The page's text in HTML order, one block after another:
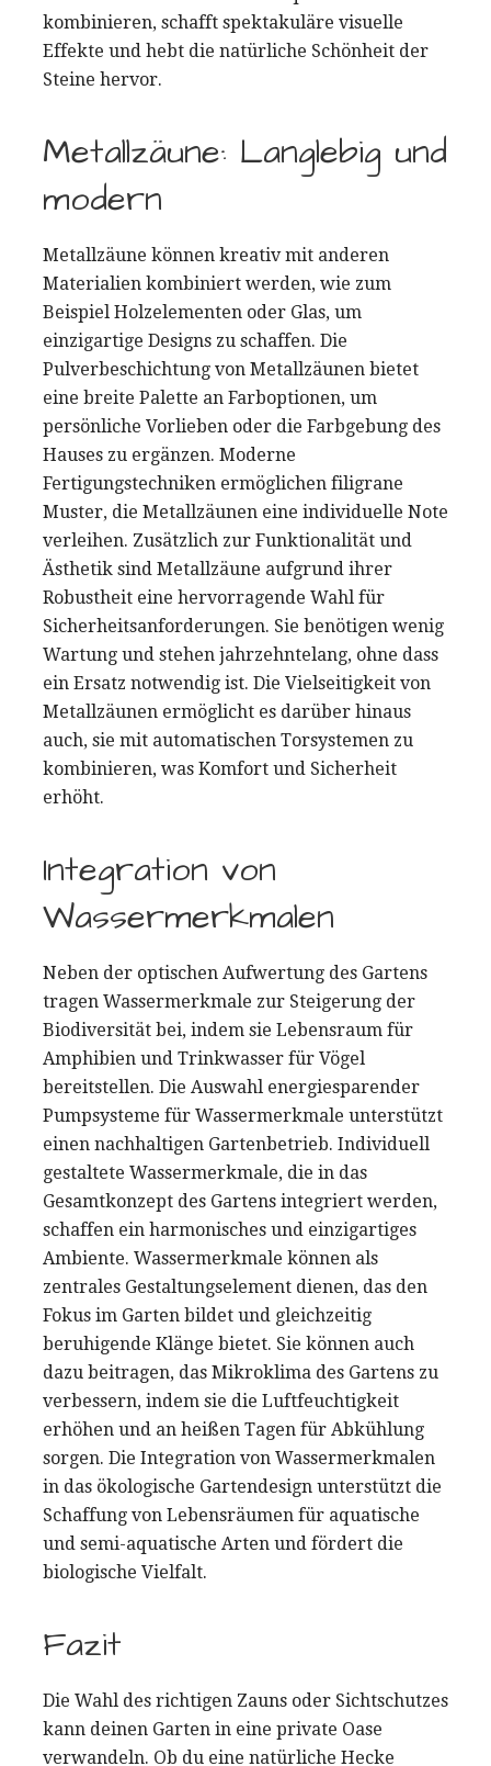
kombinieren, schafft spektakuläre visuelle
Effekte und hebt die natürliche Schönheit der
Steine hervor.
Metallzäune: Langlebig und
modern
Metallzäune können kreativ mit anderen
Materialien kombiniert werden, wie zum
Beispiel Holzelementen oder Glas, um
einzigartige Designs zu schaffen. Die
Pulverbeschichtung von Metallzäunen bietet
eine breite Palette an Farboptionen, um
persönliche Vorlieben oder die Farbgebung des
Hauses zu ergänzen. Moderne
Fertigungstechniken ermöglichen filigrane
Muster, die Metallzäunen eine individuelle Note
verleihen. Zusätzlich zur Funktionalität und
Ästhetik sind Metallzäune aufgrund ihrer
Robustheit eine hervorragende Wahl für
Sicherheitsanforderungen. Sie benötigen wenig
Wartung und stehen jahrzehntelang, ohne dass
ein Ersatz notwendig ist. Die Vielseitigkeit von
Metallzäunen ermöglicht es darüber hinaus
auch, sie mit automatischen Torsystemen zu
kombinieren, was Komfort und Sicherheit
erhöht.
Integration von
Wassermerkmalen
Neben der optischen Aufwertung des Gartens
tragen Wassermerkmale zur Steigerung der
Biodiversität bei, indem sie Lebensraum für
Amphibien und Trinkwasser für Vögel
bereitstellen. Die Auswahl energiesparender
Pumpsysteme für Wassermerkmale unterstützt
einen nachhaltigen Gartenbetrieb. Individuell
gestaltete Wassermerkmale, die in das
Gesamtkonzept des Gartens integriert werden,
schaffen ein harmonisches und einzigartiges
Ambiente. Wassermerkmale können als
zentrales Gestaltungselement dienen, das den
Fokus im Garten bildet und gleichzeitig
beruhigende Klänge bietet. Sie können auch
dazu beitragen, das Mikroklima des Gartens zu
verbessern, indem sie die Luftfeuchtigkeit
erhöhen und an heißen Tagen für Abkühlung
sorgen. Die Integration von Wassermerkmalen
in das ökologische Gartendesign unterstützt die
Schaffung von Lebensräumen für aquatische
und semi-aquatische Arten und fördert die
biologische Vielfalt.
Fazit
Die Wahl des richtigen Zauns oder Sichtschutzes
kann deinen Garten in eine private Oase
verwandeln. Ob du eine natürliche Hecke